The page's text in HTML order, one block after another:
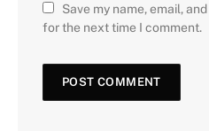
Save my name, email,
for the next time I comment.